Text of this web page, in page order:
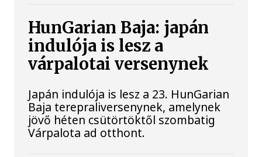
HunGarian Baja: japán
indulója is lesz a
várpalotai versenynek
Japán indulója is lesz a 23. HunGarian
Baja terepraliversenynek, amelynek
jövő héten csütörtöktől szombatig
Várpalota ad otthont.